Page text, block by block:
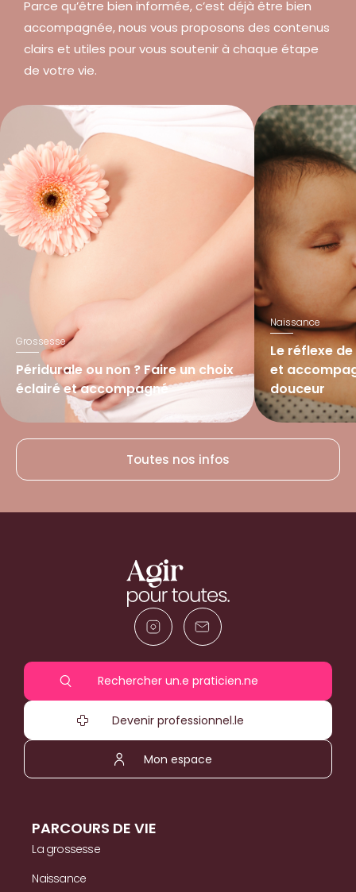
Parce qu’être bien informée, c’est déjà être bien
accompagnée, nous vous proposons des contenus
clairs et utiles pour vous soutenir à chaque étape
de votre vie.
Grossesse
Péridurale ou non ? Faire un choix
éclairé et accompagné
Lire l’article
Naissance
Le réflexe
et
douceur
Lire l’article
Toutes nos infos
Rechercher un.e praticien.ne
Devenir professionnel.le
Mon espace
PARCOURS DE VIE
La grossesse
Naissance